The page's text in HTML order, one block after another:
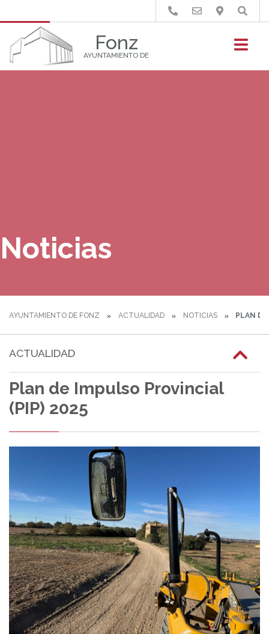
Fonz
AYUNTAMIENTO DE
Buscar
Noticias
AYUNTAMIENTO DE FONZ ACTUALIDAD NOTICIAS PLAN
ACTUALIDAD
Plan de Impulso Provincial
(PIP) 2025